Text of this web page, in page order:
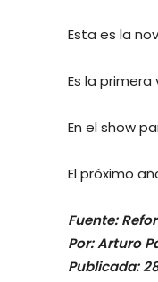
Esta es la
Es la
En el show
El próximo
Fuente:
Por: Arturo
Publicada: